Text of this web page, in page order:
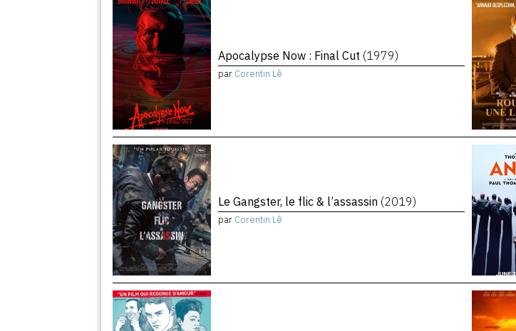
Apocalypse Now : Final Cut (1979)
par Corentin Lê
Le Gangster, le flic & l’assassin (2019)
par Corentin Lê